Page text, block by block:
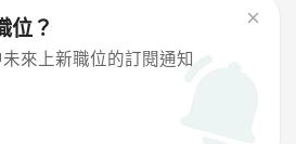
位？
來上新職位的訂閱通知